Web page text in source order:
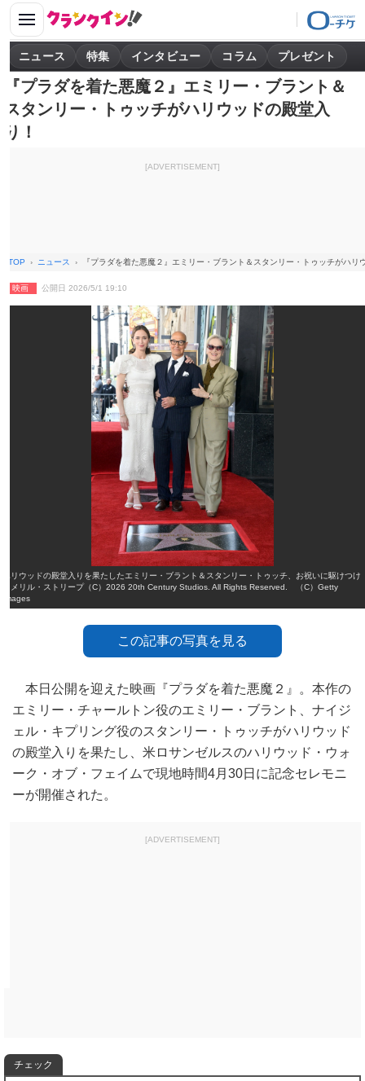
ニュース 特集 インタビュー コラム プレゼント
『プラダを着た悪魔２』エミリー・ブラント＆
スタンリー・トゥッチがハリウッドの殿堂入
り！
[ADVERTISEMENT]
TOP ニュース 『プラダを着た悪魔２』エミリー・ブラント＆スタンリー・トゥッチがハリ
映画 公開日 2026/5/1 19:10
ハリウッドの殿堂入りを果たしたエミリー・ブラント＆スタンリー・トゥッチ、お祝いに駆けつけ
たメリル・ストリープ（C）2026 20th Century Studios. All Rights Reserved. （C）Getty
Images
この記事の写真を見る
本日公開を迎えた映画『プラダを着た悪魔２』。本作の
エミリー・チャールトン役のエミリー・ブラント、ナイジ
ェル・キプリング役のスタンリー・トゥッチがハリウッド
の殿堂入りを果たし、米ロサンゼルスのハリウッド・ウォ
ーク・オブ・フェイムで現地時間4月30日に記念セレモニ
ーが開催された。
[ADVERTISEMENT]
チェック